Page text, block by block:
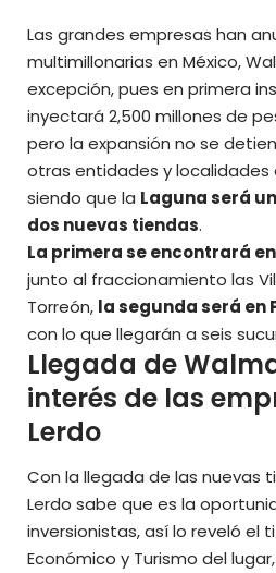
Las grandes empresas han
multimillonarias en México,
excepción, pues en primera
inyectará 2,500 millones de
pero la expansión no se
otras entidades y localidades
siendo que la Laguna será
dos nuevas tiendas.
La primera se encontrará
junto al fraccionamiento las
Torreón, la segunda será en
con lo que llegarán a seis
Llegada de
interés de las
Lerdo
Con la llegada de las nuevas
Lerdo sabe que es la
inversionistas, así lo reveló el
Económico y Turismo del